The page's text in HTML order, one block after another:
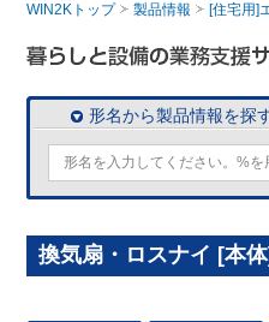
WIN2Kトップ 製品情報 [住宅用]
形名から製品情報を探
換気扇・ロスナイ [本